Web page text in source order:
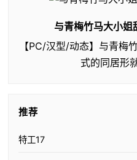
与青梅竹马大小姐
【PC/汉型/动态】与青梅
式的同居形
推荐
特工17